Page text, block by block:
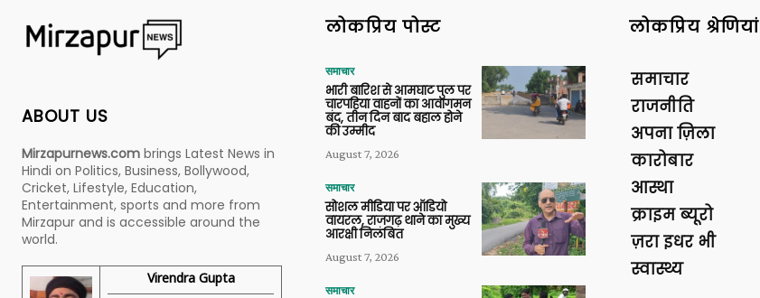
ABOUT US
Mirzapurnews.com brings Latest News in
Hindi on Politics, Business, Bollywood,
Cricket, Lifestyle, Education,
Entertainment, sports and more from
Mirzapur and is accessible around the
world.
Virendra Gupta
लोकप्रिय पोस्ट
समाचार
भारी बारिश से आमघाट पुल पर
चारपहिया वाहनों का आवागमन
बंद, तीन दिन बाद बहाल होने
की उम्मीद
August 7, 2026
समाचार
सोशल मीडिया पर ऑडियो
वायरल, राजगढ़ थाने का मुख्य
आरक्षी निलंबित
August 7, 2026
समाचार
लोकप्रिय श्रेणियां
समाचार
राजनीति
अपना ज़िला
कारोबार
आस्था
क्राइम ब्यूरो
ज़रा इधर भी
स्वास्थ्य